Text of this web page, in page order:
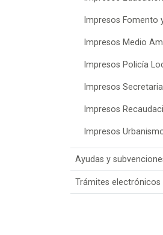
Impresos Fomento
Impresos Medio
Impresos Policía
Impresos
Impresos
Impresos
Ayudas y
Trámites electrónicos